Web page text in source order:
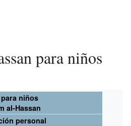
para niños
niños
al-Hassan
personal